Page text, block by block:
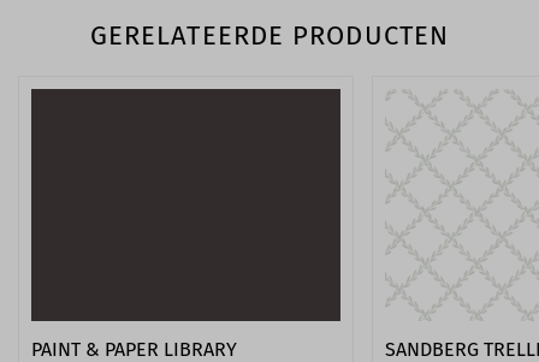
GERELATEERDE PRODUCTEN
PAINT & PAPER LIBRARY
SANDBERG